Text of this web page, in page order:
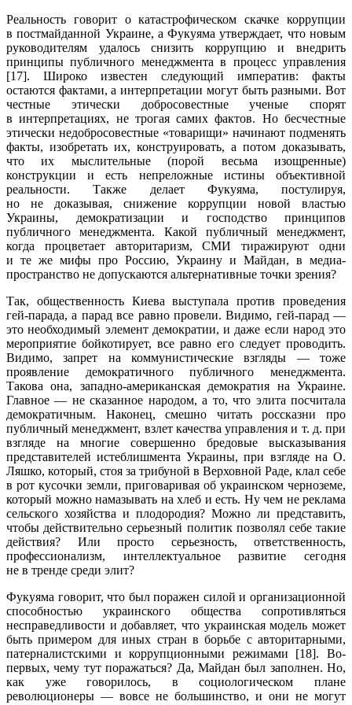
Реальность говорит о катастрофическом скачке коррупции
в постмайданной Украине, а Фукуяма утверждает, что новым
руководителям удалось снизить коррупцию и внедрить
принципы публичного менеджмента в процесс управления
[17]. Широко известен следующий императив: факты
остаются фактами, а интерпретации могут быть разными. Вот
честные этически добросовестные ученые спорят
в интерпретациях, не трогая самих фактов. Но бесчестные
этически недобросовестные «товарищи» начинают подменять
факты, изобретать их, конструировать, а потом доказывать,
что их мыслительные (порой весьма изощренные)
конструкции и есть непреложные истины объективной
реальности. Также делает Фукуяма, постулируя,
но не доказывая, снижение коррупции новой властью
Украины, демократизации и господство принципов
публичного менеджмента. Какой публичный менеджмент,
когда процветает авторитаризм, СМИ тиражируют одни
и те же мифы про Россию, Украину и Майдан, в медиа-
пространство не допускаются альтернативные точки зрения?
Так, общественность Киева выступала против проведения
гей-парада, а парад все равно провели. Видимо, гей-парад —
это необходимый элемент демократии, и даже если народ это
мероприятие бойкотирует, все равно его следует проводить.
Видимо, запрет на коммунистические взгляды — тоже
проявление демократичного публичного менеджмента.
Такова она, западно-американская демократия на Украине.
Главное — не сказанное народом, а то, что элита посчитала
демократичным. Наконец, смешно читать россказни про
публичный менеджмент, взлет качества управления и т. д. при
взгляде на многие совершенно бредовые высказывания
представителей истеблишмента Украины, при взгляде на О.
Ляшко, который, стоя за трибуной в Верховной Раде, клал себе
в рот кусочки земли, приговаривая об украинском черноземе,
который можно намазывать на хлеб и есть. Ну чем не реклама
сельского хозяйства и плодородия? Можно ли представить,
чтобы действительно серьезный политик позволял себе такие
действия? Или просто серьезность, ответственность,
профессионализм, интеллектуальное развитие сегодня
не в тренде среди элит?
Фукуяма говорит, что был поражен силой и организационной
способностью украинского общества сопротивляться
несправедливости и добавляет, что украинская модель может
быть примером для иных стран в борьбе с авторитарными,
патерналистскими и коррупционными режимами [18]. Во-
первых, чему тут поражаться? Да, Майдан был заполнен. Но,
как уже говорилось, в социологическом плане
революционеры — вовсе не большинство, и они не могут